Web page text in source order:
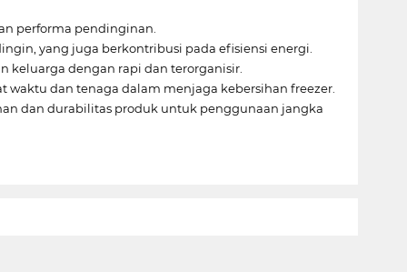
performa pendinginan.
yang juga berkontribusi pada efisiensi energi.
dengan rapi dan terorganisir.
dan tenaga dalam menjaga kebersihan freezer.
dan durabilitas produk untuk penggunaan jangka